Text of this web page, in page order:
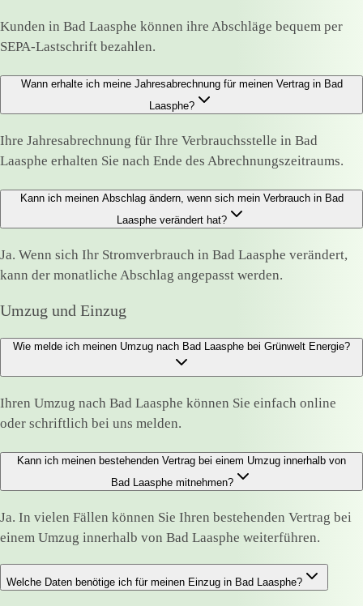
Kunden in Bad Laasphe können ihre Abschläge bequem per
SEPA-Lastschrift bezahlen.
Wann erhalte ich meine Jahresabrechnung für meinen Vertrag in Bad
Laasphe?
Ihre Jahresabrechnung für Ihre Verbrauchsstelle in Bad
Laasphe erhalten Sie nach Ende des Abrechnungszeitraums.
Kann ich meinen Abschlag ändern, wenn sich mein Verbrauch in Bad
Laasphe verändert hat?
Ja. Wenn sich Ihr Stromverbrauch in Bad Laasphe verändert,
kann der monatliche Abschlag angepasst werden.
Umzug und Einzug
Wie melde ich meinen Umzug nach Bad Laasphe bei Grünwelt Energie?
Ihren Umzug nach Bad Laasphe können Sie einfach online
oder schriftlich bei uns melden.
Kann ich meinen bestehenden Vertrag bei einem Umzug innerhalb von
Bad Laasphe mitnehmen?
Ja. In vielen Fällen können Sie Ihren bestehenden Vertrag bei
einem Umzug innerhalb von Bad Laasphe weiterführen.
Welche Daten benötige ich für meinen Einzug in Bad Laasphe?